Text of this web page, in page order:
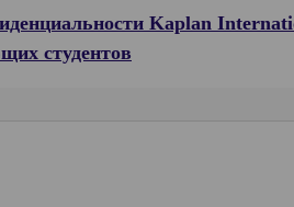
Kaplan
студентов